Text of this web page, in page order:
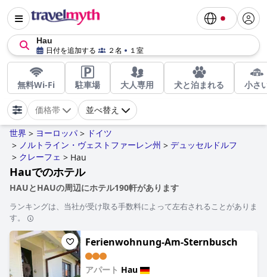
Hau
日付を追加する ２名 １室
無料Wi-Fi 駐車場 大人専用 犬と泊まれる 小さ
価格帯 並べ替え
世界 > ヨーロッパ > ドイツ
> ノルトライン・ヴ​​ェストファーレン州 > デュッセルドルフ
> クレーフェ > Hau
Hauでのホテル
HAUとHAUの周辺にホテル190軒があります
ランキングは、当社が受け取る手数料によって左右されることがありま
す。
Ferienwohnung-Am-Sternbusch
アパート Hau